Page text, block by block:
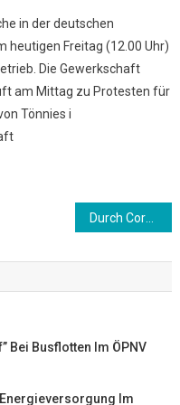
in der deutschen
heutigen Freitag (12.00 Uhr)
Die Gewerkschaft
am Mittag zu Protesten für
Tönnies i
Durch Corona: Pharmabranche fasst wieder Fuß in Deutschland
Bei Busflotten Im ÖPNV
Im